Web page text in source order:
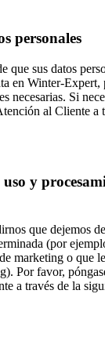
personales
que sus datos
en Winter-Expert,
necesarias. Si
al Cliente a
y
que dejemos
(por
marketing o que
Por favor,
a través de la